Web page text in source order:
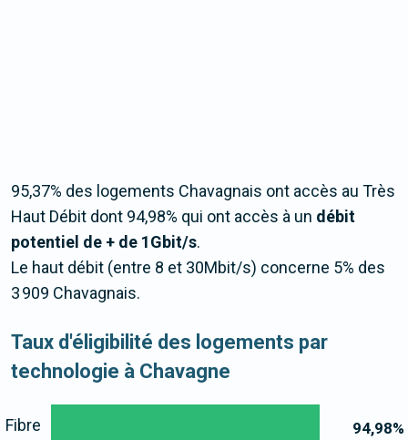
95,37% des logements Chavagnais ont accès au Très
Haut Débit dont 94,98% qui ont accès à un débit
potentiel de + de 1Gbit/s.
Le haut débit (entre 8 et 30Mbit/s) concerne 5% des
3 909 Chavagnais.
Taux d'éligibilité des logements par
technologie à Chavagne
94,98%
Fibre